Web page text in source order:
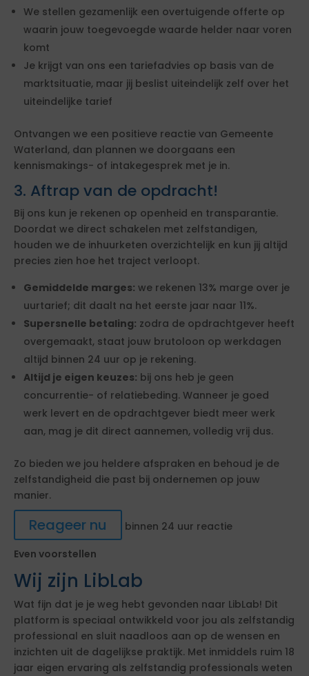
We stellen gezamenlijk een overtuigende offerte op
waarin jouw toegevoegde waarde helder naar voren
komt
Je krijgt van ons een tariefadvies op basis van de
marktsituatie, maar jij beslist uiteindelijk zelf over het
uiteindelijke tarief
Ontvangen we een positieve reactie van Gemeente
Waterland, dan plannen we doorgaans een
kennismakings- of intakegesprek met je in.
3. Aftrap van de opdracht!
Bij ons kun je rekenen op openheid en transparantie.
Doordat we direct schakelen met zelfstandigen,
houden we de inhuurketen overzichtelijk en kun jij altijd
precies zien hoe het traject verloopt.
Gemiddelde marges: we rekenen 13% marge over je
uurtarief; dit daalt na het eerste jaar naar 11%.
Supersnelle betaling: zodra de opdrachtgever heeft
overgemaakt, staat jouw brutoloon op werkdagen
altijd binnen 24 uur op je rekening.
Altijd je eigen keuzes: bij ons heb je geen
concurrentie- of relatiebeding. Wanneer je goed
werk levert en de opdrachtgever biedt meer werk
aan, mag je dit direct aannemen, volledig vrij dus.
Zo bieden we jou heldere afspraken en behoud je de
zelfstandigheid die past bij ondernemen op jouw
manier.
Reageer nu
binnen 24 uur reactie
Even voorstellen
Wij zijn LibLab
Wat fijn dat je je weg hebt gevonden naar LibLab! Dit
platform is speciaal ontwikkeld voor jou als zelfstandig
professional en sluit naadloos aan op de wensen en
inzichten uit de dagelijkse praktijk. Met inmiddels ruim 18
jaar eigen ervaring als zelfstandig professionals weten